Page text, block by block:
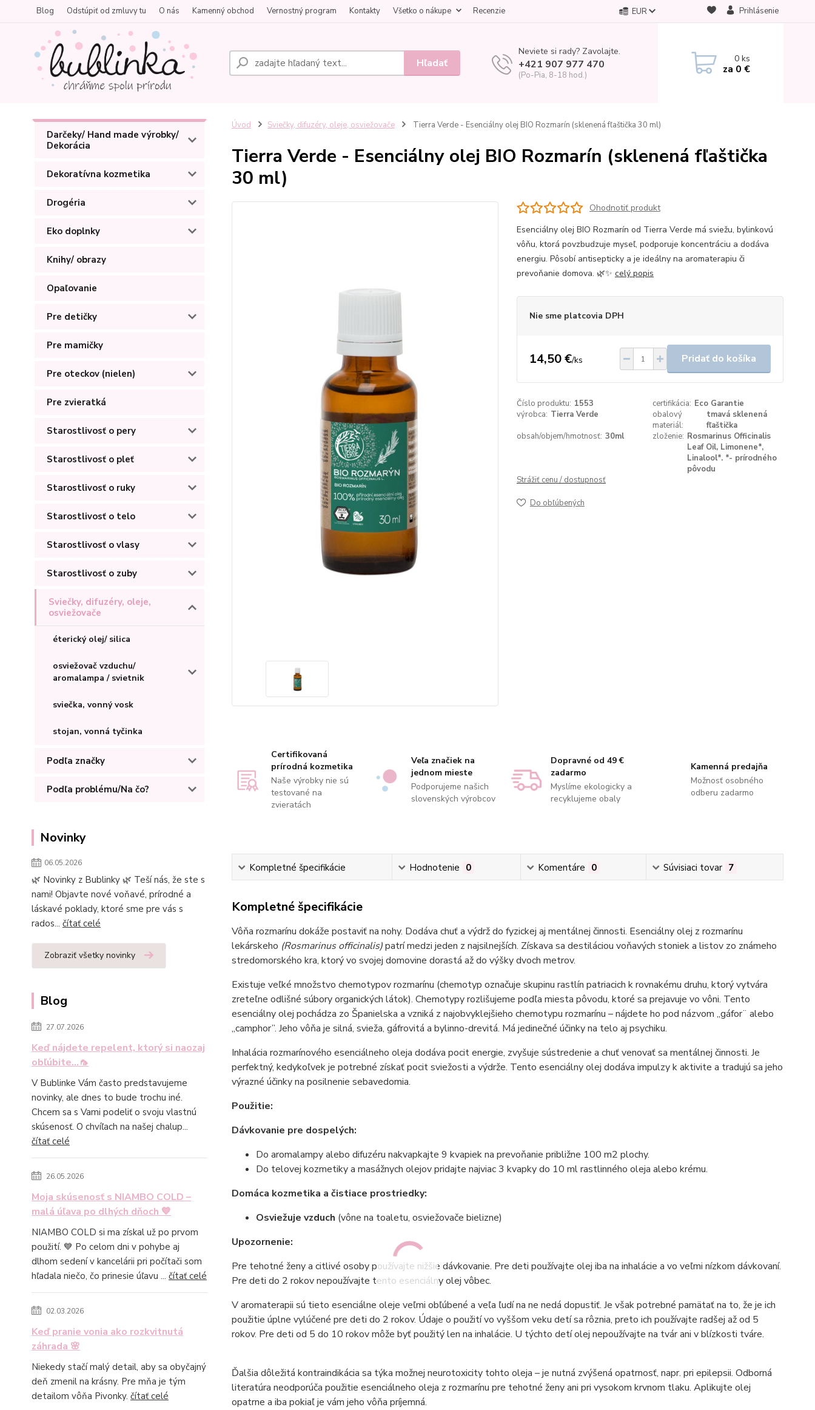
Blog Odstúpiť od zmluvy tu O nás Kamenný obchod Vernostný program Kontakty Všetko o nákupe Recenzie EUR Prihlásenie
Hľadať
Neviete si rady? Zavolajte.
+421 907 977 470
(Po-Pia, 8-18 hod.)
0ks
za 0 €
Darčeky/ Hand made výrobky/
Dekorácia
Dekoratívna kozmetika
Drogéria
Eko doplnky
Knihy/ obrazy
Opaľovanie
Pre detičky
Pre mamičky
Pre oteckov (nielen)
Pre zvieratká
Starostlivosť o pery
Starostlivosť o pleť
Starostlivosť o ruky
Starostlivosť o telo
Starostlivosť o vlasy
Starostlivosť o zuby
Sviečky, difuzéry, oleje,
osviežovače
éterický olej/ silica
osviežovač vzduchu/
aromalampa / svietnik
sviečka, vonný vosk
stojan, vonná tyčinka
Podľa značky
Podľa problému/Na čo?
Novinky
06.05.2026
🌿 Novinky z Bublinky 🌿 Teší nás, že ste s
nami! Objavte nové voňavé, prírodné a
láskavé poklady, ktoré sme pre vás s
rados... čítať celé
Zobraziť všetky novinky
Blog
27.07.2026
Keď nájdete repelent, ktorý si naozaj
obľúbite...🦟
V Bublinke Vám často predstavujeme
novinky, ale dnes to bude trochu iné.
Chcem sa s Vami podeliť o svoju vlastnú
skúsenosť. O chvíľach na našej chalup...
čítať celé
26.05.2026
Moja skúsenosť s NIAMBO COLD –
malá úľava po dlhých dňoch 💙
NIAMBO COLD si ma získal už po prvom
použití. 💙 Po celom dni v pohybe aj
dlhom sedení v kancelárii pri počítači som
hľadala niečo, čo prinesie úľavu ... čítať celé
02.03.2026
Keď pranie vonia ako rozkvitnutá
záhrada 🌸
Niekedy stačí malý detail, aby sa obyčajný
deň zmenil na krásny. Pre mňa je tým
detailom vôňa Pivonky. čítať celé
Úvod Sviečky, difuzéry, oleje, osviežovače Tierra Verde - Esenciálny olej BIO Rozmarín (sklenená fľaštička 30 ml)
Tierra Verde - Esenciálny olej BIO Rozmarín (sklenená fľaštička
30 ml)
Ohodnotiť produkt
Esenciálny olej BIO Rozmarín od Tierra Verde má sviežu, bylinkovú
vôňu, ktorá povzbudzuje myseľ, podporuje koncentráciu a dodáva
energiu. Pôsobí antisepticky a je ideálny na aromaterapiu či
prevoňanie domova. 🌿✨ celý popis
Nie sme platcovia DPH
14,50 €/ks Pridať do košíka
Číslo produktu: 1553 certifikácia: Eco Garantie
výrobca: Tierra Verde
obalový
materiál:
tmavá sklenená
fľaštička
obsah/objem/hmotnosť: 30ml zloženie: Rosmarinus Officinalis
Leaf Oil, Limonene*,
Linalool*. *- prírodného
pôvodu
Strážiť cenu / dostupnosť
Do obľúbených
Certifikovaná
prírodná kozmetika
Naše výrobky nie sú
testované na
zvieratách
Veľa značiek na
jednom mieste
Podporujeme našich
slovenských výrobcov
Dopravné od 49 €
zadarmo
Myslíme ekologicky a
recyklujeme obaly
Kamenná predajňa
Možnosť osobného
odberu zadarmo
Kompletné špecifikácie Hodnotenie 0 Komentáre 0 Súvisiaci tovar 7
Kompletné špecifikácie
Vôňa rozmarínu dokáže postaviť na nohy. Dodáva chuť a výdrž do fyzickej aj mentálnej činnosti. Esenciálny olej z rozmarínu
lekárskeho (Rosmarinus officinalis)patrí medzi jeden z najsilnejších. Získava sa destiláciou voňavých stoniek a listov zo známeho
stredomorského kra, ktorý vo svojej domovine dorastá až do výšky dvoch metrov.
Existuje veľké množstvo chemotypov rozmarínu (chemotyp označuje skupinu rastlín patriacich k rovnakému druhu, ktorý vytvára
zreteľne odlišné súbory organických látok). Chemotypy rozlišujeme podľa miesta pôvodu, ktoré sa prejavuje vo vôni. Tento
esenciálny olej pochádza zo Španielska a vzniká z najobvyklejšieho chemotypu rozmarínu – nájdete ho pod názvom „gáfor¨ alebo
„camphor”. Jeho vôňa je silná, svieža, gáfrovitá a bylinno-drevitá. Má jedinečné účinky na telo aj psychiku.
Inhalácia rozmarínového esenciálneho oleja dodáva pocit energie, zvyšuje sústredenie a chuť venovať sa mentálnej činnosti. Je
perfektný, kedykoľvek je potrebné získať pocit sviežosti a výdrže. Tento esenciálny olej dodáva impulzy k aktivite a tradujú sa jeho
výrazné účinky na posilnenie sebavedomia.
Použitie:
Dávkovanie pre dospelých:
Do aromalampy alebo difuzéru nakvapkajte 9 kvapiek na prevoňanie približne 100 m2 plochy.
Do telovej kozmetiky a masážnych olejov pridajte najviac 3 kvapky do 10 ml rastlinného oleja alebo krému.
Domáca kozmetika a čistiace prostriedky:
Osviežuje vzduch (vône na toaletu, osviežovače bielizne)
Upozornenie:
Pre tehotné ženy a citlivé osoby používajte nižšie dávkovanie. Pre deti používajte olej iba na inhalácie a vo veľmi nízkom dávkovaní.
Pre deti do 2 rokov nepoužívajte tento esenciálny olej vôbec.
V aromaterapii sú tieto esenciálne oleje veľmi obľúbené a veľa ľudí na ne nedá dopustiť. Je však potrebné pamätať na to, že je ich
použitie úplne vylúčené pre deti do 2 rokov. Údaje o použití vo vyššom veku detí sa rôznia, preto ich používajte radšej až od 5
rokov. Pre deti od 5 do 10 rokov môže byť použitý len na inhalácie. U týchto detí olej nepoužívajte na tvár ani v blízkosti tváre.
Ďalšia dôležitá kontraindikácia sa týka možnej neurotoxicity tohto oleja – je nutná zvýšená opatrnosť, napr. pri epilepsii. Odborná
literatúra neodporúča použitie esenciálneho oleja z rozmarínu pre tehotné ženy ani pri vysokom krvnom tlaku. Aplikujte olej
opatrne a iba pokiaľ je vám jeho vôňa príjemná.